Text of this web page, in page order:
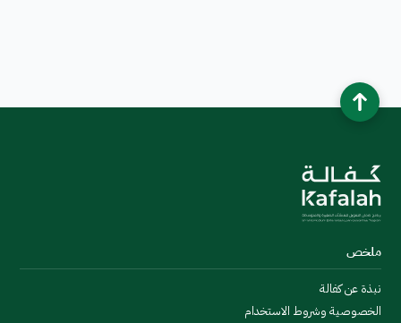
ملخص
نبذة عن كفالة
الخصوصية وشروط الاستخدام